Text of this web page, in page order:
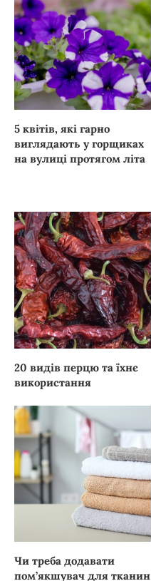
5 квітів, які гарно
виглядають у горщиках
на вулиці протягом літа
20 видів перцю та їхнє
використання
Чи треба додавати
пом’якшувач для тканин